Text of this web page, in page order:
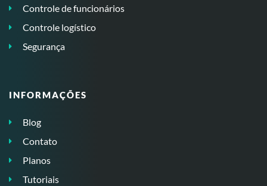
Controle de funcionários
Controle logístico
Segurança
INFORMAÇÕES
Blog
Contato
Planos
Tutoriais